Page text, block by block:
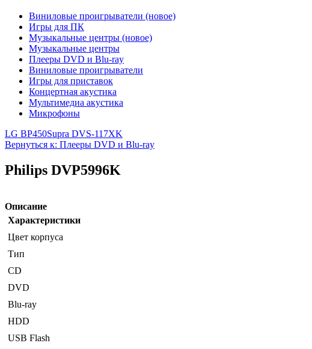
Виниловые проигрыватели (новое)
Игры для ПК
Музыкальные центры (новое)
Музыкальные центры
Плееры DVD и Blu-ray
Виниловые проигрыватели
Игры для приставок
Концертная акустика
Мультимедиа акустика
Микрофоны
LG BP450Supra DVS-117XK
Вернуться к: Плееры DVD и Blu-ray
Philips DVP5996K
Описание
Характеристики
Цвет корпуса
Тип
CD
DVD
Blu-ray
HDD
USB Flash